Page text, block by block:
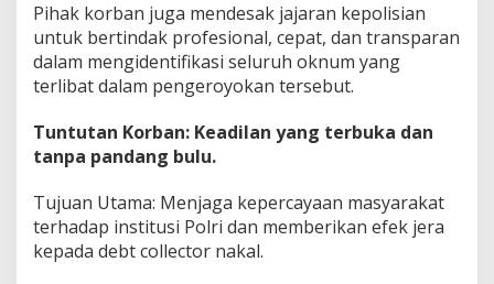
Pihak korban juga mendesak jajaran kepolisian
untuk bertindak profesional, cepat, dan transparan
dalam mengidentifikasi seluruh oknum yang
terlibat dalam pengeroyokan tersebut.
Tuntutan Korban: Keadilan yang terbuka dan
tanpa pandang bulu.
Tujuan Utama: Menjaga kepercayaan masyarakat
terhadap institusi Polri dan memberikan efek jera
kepada debt collector nakal.